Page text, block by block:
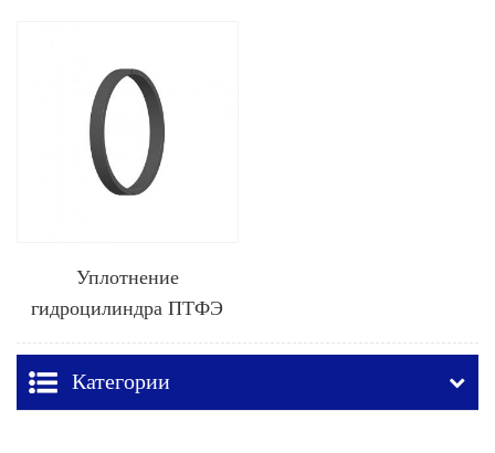
Уплотнение
гидроцилиндра ПТФЭ
KZT
Категории